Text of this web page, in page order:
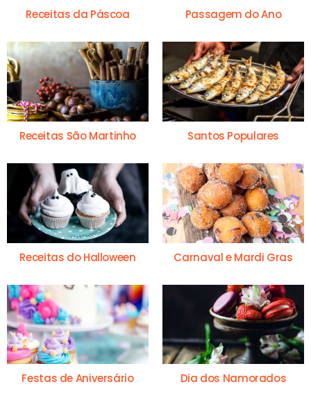
Receitas da Páscoa Passagem do Ano
Receitas São Martinho Santos Populares
Receitas do Halloween Carnaval e Mardi Gras
Festas de Aniversário Dia dos Namorados